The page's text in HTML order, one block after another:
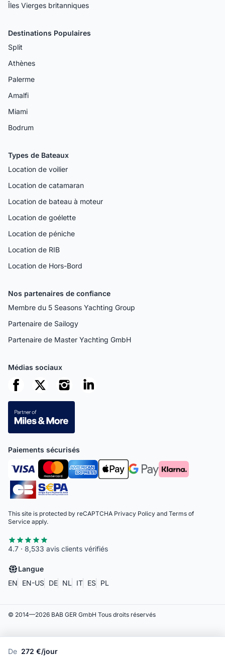
De 272 €/jour
Îles Vierges britanniques
Destinations Populaires
Split
Athènes
Palerme
Amalfi
Miami
Bodrum
Types de Bateaux
Location de voilier
Location de catamaran
Location de bateau à moteur
Location de goélette
Location de péniche
Location de RIB
Location de Hors-Bord
Nos partenaires de confiance
Membre du 5 Seasons Yachting Group
Partenaire de Sailogy
Partenaire de Master Yachting GmbH
Médias sociaux
Paiements sécurisés
This site is protected by reCAPTCHA Privacy Policy and Terms of
Service apply.
4.7 · 8,533 avis clients vérifiés
Langue
EN
EN-US DE NL IT ES PL
© 2014—2026 BAB GER GmbH Tous droits réservés